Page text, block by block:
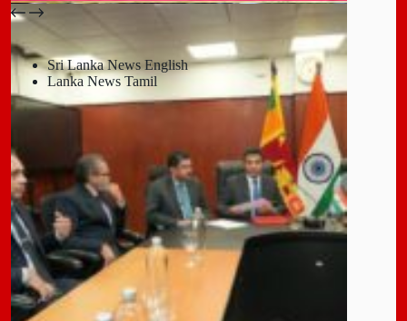
பதுளை மாநகர சபையின் NPP உறுப்பினர் திடீர் ராஜினாமா!
July 14, 2026
Sri Lanka News English
Lanka News Tamil
Leave a Reply
You must be
logged into post a comment.